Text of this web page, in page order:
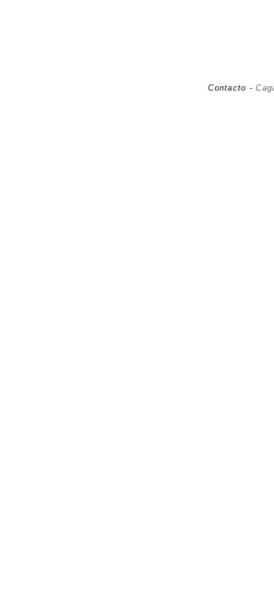
Contacto -